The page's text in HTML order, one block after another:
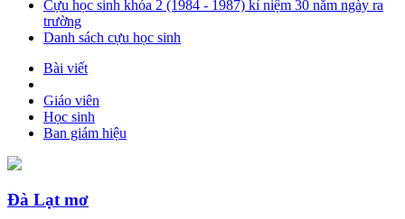
Cựu học sinh khóa 2 (1984 - 1987) kỉ niệm 30 năm ngày ra
trường
Danh sách cựu học sinh
Bài viết
Giáo viên
Học sinh
Ban giám hiệu
Đà Lạt mơ